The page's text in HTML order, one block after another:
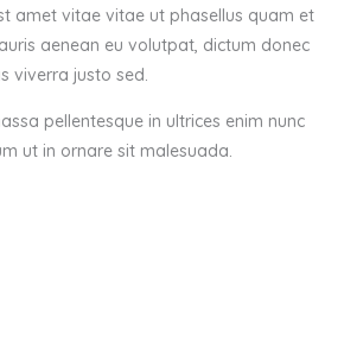
amet vitae vitae ut phasellus quam et
aenean eu volutpat, dictum donec
viverra justo sed.
pellentesque in ultrices enim nunc
ut in ornare sit malesuada.